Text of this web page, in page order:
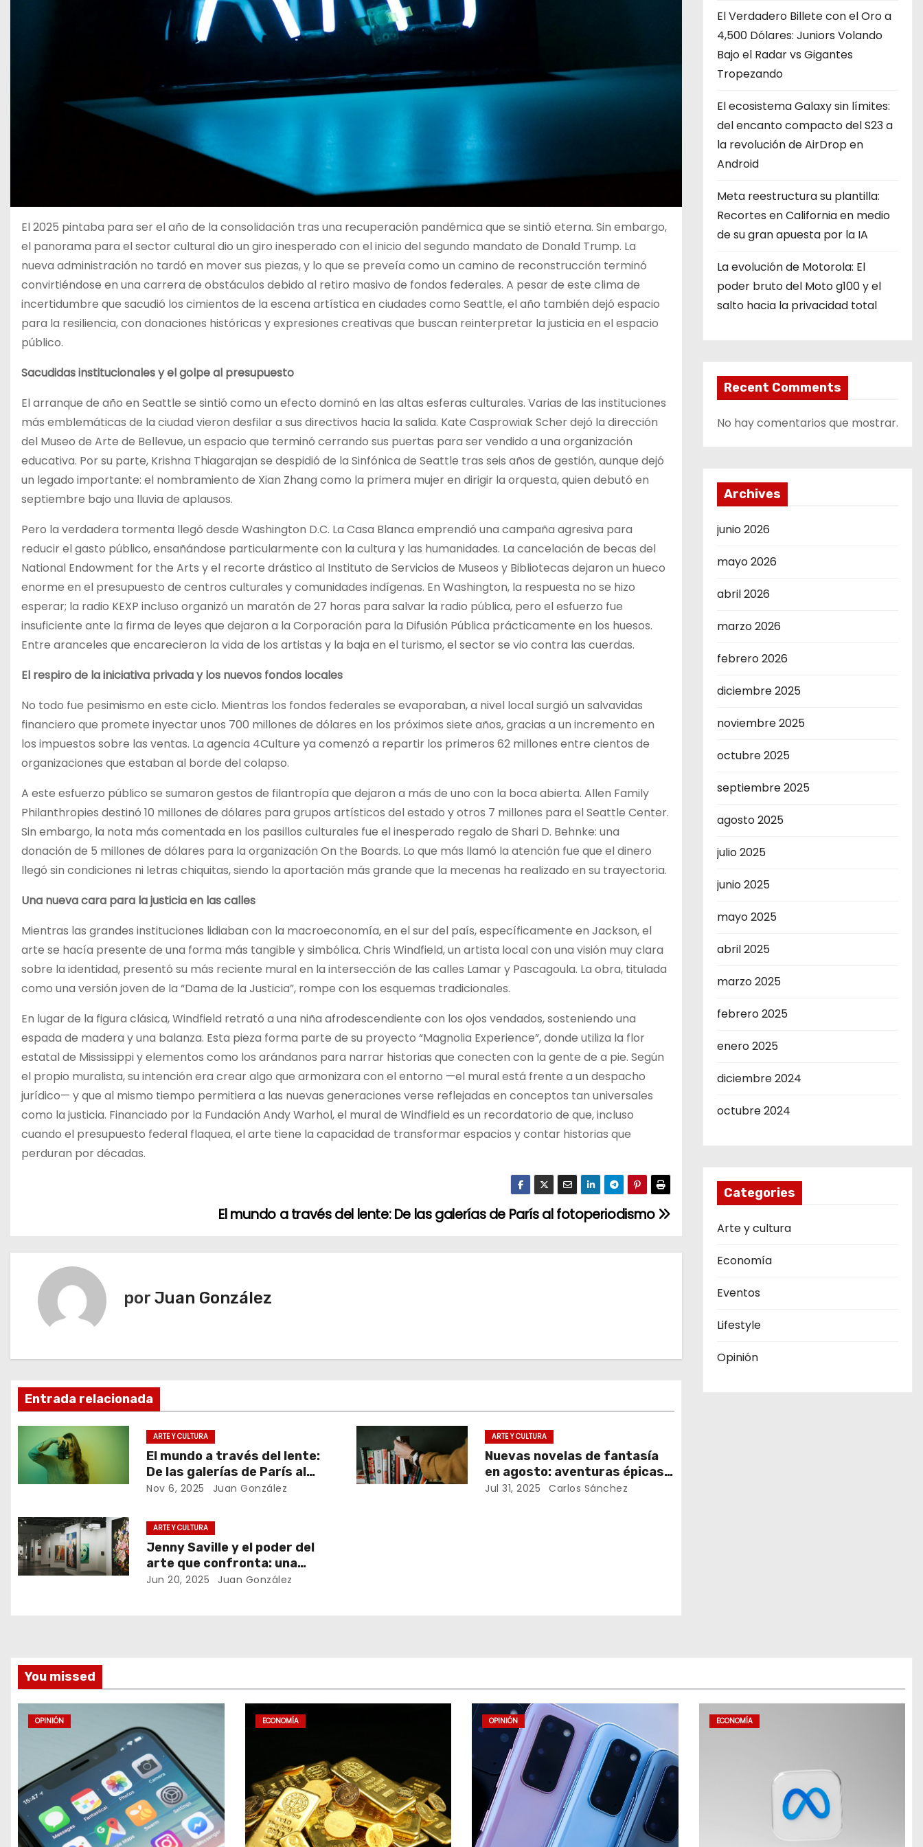
El 2025 pintaba para ser el año de la consolidación tras una recuperación pandémica que se sintió eterna. Sin embargo,
el panorama para el sector cultural dio un giro inesperado con el inicio del segundo mandato de Donald Trump. La
nueva administración no tardó en mover sus piezas, y lo que se preveía como un camino de reconstrucción terminó
convirtiéndose en una carrera de obstáculos debido al retiro masivo de fondos federales. A pesar de este clima de
incertidumbre que sacudió los cimientos de la escena artística en ciudades como Seattle, el año también dejó espacio
para la resiliencia, con donaciones históricas y expresiones creativas que buscan reinterpretar la justicia en el espacio
público.
Sacudidas institucionales y el golpe al presupuesto
El arranque de año en Seattle se sintió como un efecto dominó en las altas esferas culturales. Varias de las instituciones
más emblemáticas de la ciudad vieron desfilar a sus directivos hacia la salida. Kate Casprowiak Scher dejó la dirección
del Museo de Arte de Bellevue, un espacio que terminó cerrando sus puertas para ser vendido a una organización
educativa. Por su parte, Krishna Thiagarajan se despidió de la Sinfónica de Seattle tras seis años de gestión, aunque dejó
un legado importante: el nombramiento de Xian Zhang como la primera mujer en dirigir la orquesta, quien debutó en
septiembre bajo una lluvia de aplausos.
Pero la verdadera tormenta llegó desde Washington D.C. La Casa Blanca emprendió una campaña agresiva para
reducir el gasto público, ensañándose particularmente con la cultura y las humanidades. La cancelación de becas del
National Endowment for the Arts y el recorte drástico al Instituto de Servicios de Museos y Bibliotecas dejaron un hueco
enorme en el presupuesto de centros culturales y comunidades indígenas. En Washington, la respuesta no se hizo
esperar; la radio KEXP incluso organizó un maratón de 27 horas para salvar la radio pública, pero el esfuerzo fue
insuficiente ante la firma de leyes que dejaron a la Corporación para la Difusión Pública prácticamente en los huesos.
Entre aranceles que encarecieron la vida de los artistas y la baja en el turismo, el sector se vio contra las cuerdas.
El respiro de la iniciativa privada y los nuevos fondos locales
No todo fue pesimismo en este ciclo. Mientras los fondos federales se evaporaban, a nivel local surgió un salvavidas
financiero que promete inyectar unos 700 millones de dólares en los próximos siete años, gracias a un incremento en
los impuestos sobre las ventas. La agencia 4Culture ya comenzó a repartir los primeros 62 millones entre cientos de
organizaciones que estaban al borde del colapso.
A este esfuerzo público se sumaron gestos de filantropía que dejaron a más de uno con la boca abierta. Allen Family
Philanthropies destinó 10 millones de dólares para grupos artísticos del estado y otros 7 millones para el Seattle Center.
Sin embargo, la nota más comentada en los pasillos culturales fue el inesperado regalo de Shari D. Behnke: una
donación de 5 millones de dólares para la organización On the Boards. Lo que más llamó la atención fue que el dinero
llegó sin condiciones ni letras chiquitas, siendo la aportación más grande que la mecenas ha realizado en su trayectoria.
Una nueva cara para la justicia en las calles
Mientras las grandes instituciones lidiaban con la macroeconomía, en el sur del país, específicamente en Jackson, el
arte se hacía presente de una forma más tangible y simbólica. Chris Windfield, un artista local con una visión muy clara
sobre la identidad, presentó su más reciente mural en la intersección de las calles Lamar y Pascagoula. La obra, titulada
como una versión joven de la “Dama de la Justicia”, rompe con los esquemas tradicionales.
En lugar de la figura clásica, Windfield retrató a una niña afrodescendiente con los ojos vendados, sosteniendo una
espada de madera y una balanza. Esta pieza forma parte de su proyecto “Magnolia Experience”, donde utiliza la flor
estatal de Mississippi y elementos como los arándanos para narrar historias que conecten con la gente de a pie. Según
el propio muralista, su intención era crear algo que armonizara con el entorno —el mural está frente a un despacho
jurídico— y que al mismo tiempo permitiera a las nuevas generaciones verse reflejadas en conceptos tan universales
como la justicia. Financiado por la Fundación Andy Warhol, el mural de Windfield es un recordatorio de que, incluso
cuando el presupuesto federal flaquea, el arte tiene la capacidad de transformar espacios y contar historias que
perduran por décadas.
a
a
c
i
ó
n
e
e
a
d
El mundo a través del lente: De las galerías de París al fotoperiodismo
por Juan González
Entrada relacionada
ARTE Y CULTURA
El mundo a través del lente:
De las galerías de París al
fotoperiodismo
Nov 6, 2025 Juan González
ARTE Y CULTURA
Nuevas novelas de fantasía
en agosto: aventuras épicas
y romance sobrenatural
Jul 31, 2025 Carlos Sánchez
ARTE Y CULTURA
Jenny Saville y el poder del
arte que confronta: una
semana intensa en las
Jun 20, 2025 Juan González
El Verdadero Billete con el Oro a
4,500 Dólares: Juniors Volando
Bajo el Radar vs Gigantes
Tropezando
El ecosistema Galaxy sin límites:
del encanto compacto del S23 a
la revolución de AirDrop en
Android
Meta reestructura su plantilla:
Recortes en California en medio
de su gran apuesta por la IA
La evolución de Motorola: El
poder bruto del Moto g100 y el
salto hacia la privacidad total
Recent Comments
No hay comentarios que mostrar.
Archives
junio 2026
mayo 2026
abril 2026
marzo 2026
febrero 2026
diciembre 2025
noviembre 2025
octubre 2025
septiembre 2025
agosto 2025
julio 2025
junio 2025
mayo 2025
abril 2025
marzo 2025
febrero 2025
enero 2025
diciembre 2024
octubre 2024
Categories
Arte y cultura
Economía
Eventos
Lifestyle
Opinión
You missed
OPINIÓN ECONOMÍA OPINIÓN ECONOMÍA